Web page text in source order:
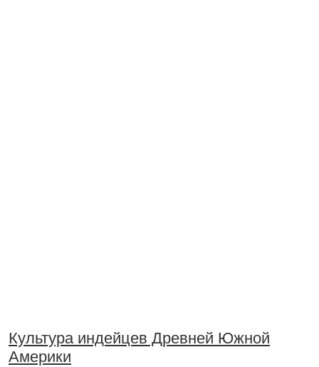
Культура индейцев Древней Южной
Америки